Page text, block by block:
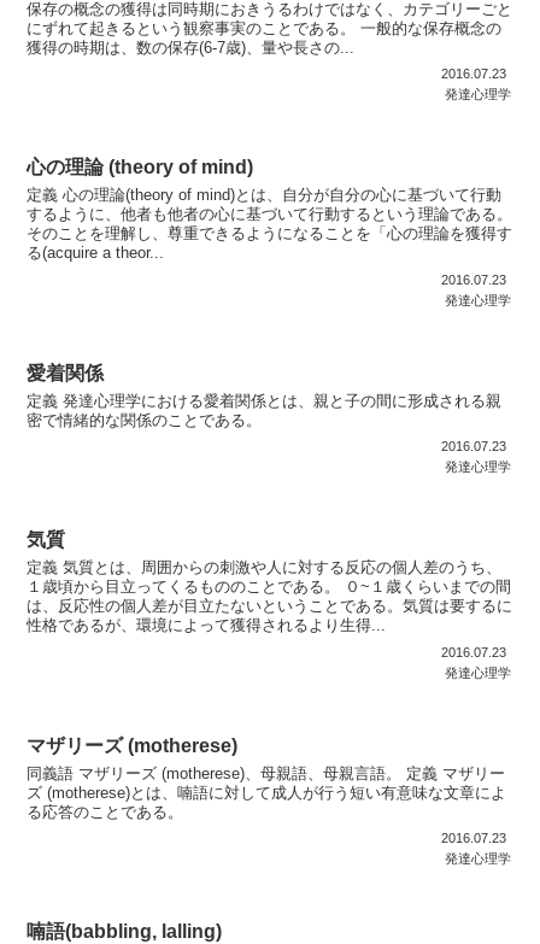
保存の概念の獲得は同時期におきうるわけではなく、カテゴリーごと
にずれて起きるという観察事実のことである。 一般的な保存概念の
獲得の時期は、数の保存(6-7歳)、量や長さの...
2016.07.23
発達心理学
心の理論 (theory of mind)
定義 心の理論(theory of mind)とは、自分が自分の心に基づいて行動
するように、他者も他者の心に基づいて行動するという理論である。
そのことを理解し、尊重できるようになることを「心の理論を獲得す
る(acquire a theor...
2016.07.23
発達心理学
愛着関係
定義 発達心理学における愛着関係とは、親と子の間に形成される親
密で情緒的な関係のことである。
2016.07.23
発達心理学
気質
定義 気質とは、周囲からの刺激や人に対する反応の個人差のうち、
１歳頃から目立ってくるもののことである。 ０~１歳くらいまでの間
は、反応性の個人差が目立たないということである。気質は要するに
性格であるが、環境によって獲得されるより生得...
2016.07.23
発達心理学
マザリーズ (motherese)
同義語 マザリーズ (motherese)、母親語、母親言語。 定義 マザリー
ズ (motherese)とは、喃語に対して成人が行う短い有意味な文章によ
る応答のことである。
2016.07.23
発達心理学
喃語(babbling, lalling)